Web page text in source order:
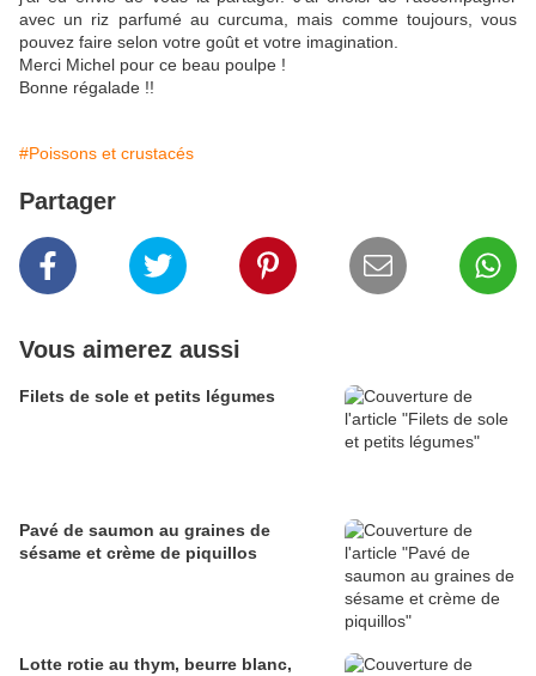
avec un riz parfumé au curcuma, mais comme toujours, vous
pouvez faire selon votre goût et votre imagination.
Merci Michel pour ce beau poulpe !
Bonne régalade !!
#Poissons et crustacés
Partager
Vous aimerez aussi
Filets de sole et petits légumes
Pavé de saumon au graines de
sésame et crème de piquillos
Lotte rotie au thym, beurre blanc,